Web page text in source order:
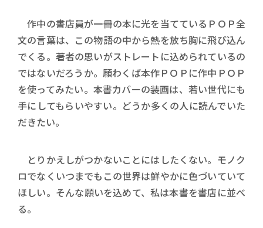
作中の書店員が一冊の本に光を当てているＰＯＰ全
文の言葉は、この物語の中から熱を放ち胸に飛び込ん
でくる。著者の思いがストレートに込められているの
ではないだろうか。願わくば本作ＰＯＰに作中ＰＯＰ
を使ってみたい。本書カバーの装画は、若い世代にも
手にしてもらいやすい。どうか多くの人に読んでいた
だきたい。
とりかえしがつかないことにはしたくない。モノク
ロでなくいつまでもこの世界は鮮やかに色づいていて
ほしい。そんな願いを込めて、私は本書を書店に並べ
る。